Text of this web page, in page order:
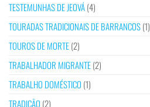
TESTEMUNHAS DE JEOVÁ(4)
TOURADAS TRADICIONAIS DE BARRANCOS(1)
TOUROS DE MORTE(2)
TRABALHADOR MIGRANTE(2)
TRABALHO DOMÉSTICO (1)
TRADIÇÃO (2)